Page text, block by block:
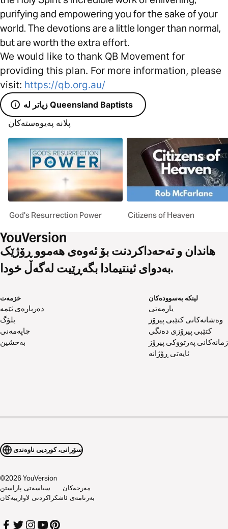
purifying and empowering you for the sake of your
world. The devotions are a little longer than normal,
but are worth the extra effort.
We would like to thank QB Movement for
providing this plan. For more information, please
visit: https://qb.org.au/
زیاتر لە Queensland Baptists
پلانە پەیوەستەکان
God's Resurrection Power Citizens of Heaven
هاندان و تەحەداکردنت بۆ ئەوەی هەموو ڕۆژێک
بەدوای ئینتیمادا بگەڕێیت لەگەڵ خودا.
خزمەت
دەربارەی ئێمە
بلۆگ
چاپەمەنی
بەخشین
لینکە بەسوودەکان
یارمەتی
وەشانەکانی کتێبی پیرۆز
کتێبی پیرۆزی دەنگی
زمانەکانی پەرتووکی پیرۆز
ئایەتی ڕۆژانە
سۆرانی، کوردیی ناوەندی
©2026YouVersion
سیاسەتی پاراستن
مەرجەکان
بەرنامەی ئاشکراکردنی لاوازییەکان